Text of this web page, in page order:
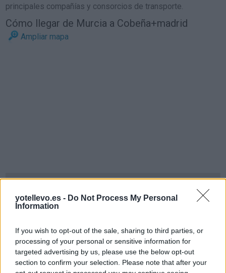
yotellevo.es - Do Not Process My Personal
Information
If you wish to opt-out of the sale, sharing to third parties, or
processing of your personal or sensitive information for
targeted advertising by us, please use the below opt-out
section to confirm your selection. Please note that after your
principales compañías y consorcios de transporte.
Cómo llegar de Murcia a Cobeña+madrid
Ampliar mapa